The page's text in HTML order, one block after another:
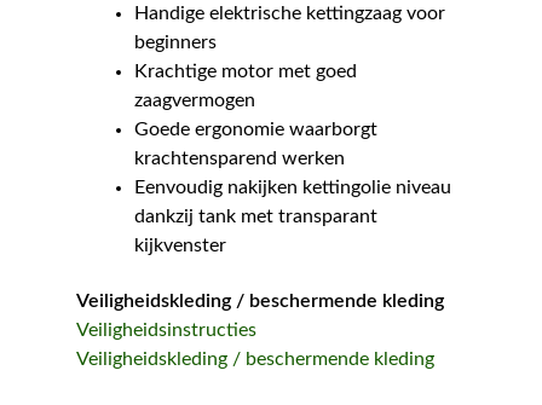
Handige elektrische kettingzaag voor
beginners
Krachtige motor met goed
zaagvermogen
Goede ergonomie waarborgt
krachtensparend werken
Eenvoudig nakijken kettingolie niveau
dankzij tank met transparant
kijkvenster
Veiligheidskleding / beschermende kleding
Veiligheidsinstructies
Veiligheidskleding / beschermende kleding